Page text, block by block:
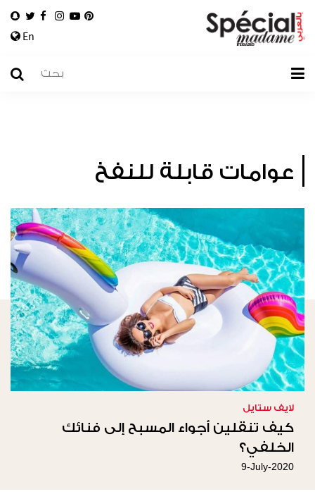
En
عوامات قابلة للنفخ
لايف ستايل
كيف تنقلين أجواء المسبح إلى فنائك
الخلفي؟
9-July-2020